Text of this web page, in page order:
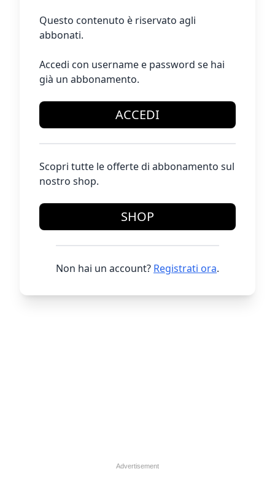
Questo contenuto è riservato agli
abbonati.
Accedi con username e password se hai
già un abbonamento.
ACCEDI
Scopri tutte le offerte di abbonamento sul
nostro shop.
SHOP
Non hai un account? Registrati ora.